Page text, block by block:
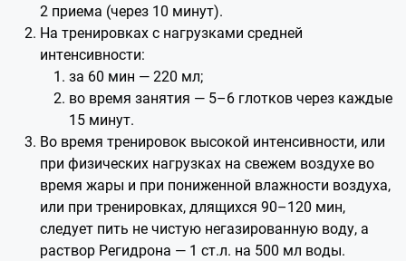
2 приема (через 10 минут).
На тренировках с нагрузками средней
интенсивности:
за 60 мин — 220 мл;
во время занятия — 5–6 глотков через каждые
15 минут.
Во время тренировок высокой интенсивности, или
при физических нагрузках на свежем воздухе во
время жары и при пониженной влажности воздуха,
или при тренировках, длящихся 90–120 мин,
следует пить не чистую негазированную воду, а
раствор Регидрона — 1 ст.л. на 500 мл воды.